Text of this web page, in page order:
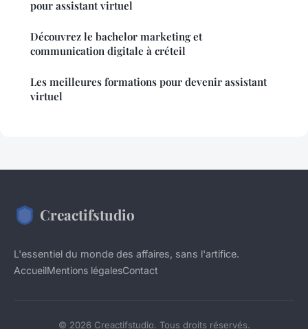
pour assistant virtuel
Découvrez le bachelor marketing et
communication digitale à créteil
Les meilleures formations pour devenir assistant
virtuel
Creactifstudio
L'essentiel du monde des affaires, sans l'artifice.
AccueilMentions légalesContact
© 2026 Creactifstudio. Tous droits réservés.